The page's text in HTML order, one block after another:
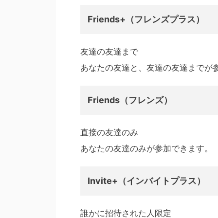
Friends+（フレンズプラス）
友達の友達まで
あなたの友達と、友達の友達までが
Friends（フレンズ）
直接の友達のみ
あなたの友達のみが参加できます。
Invite+（インバイトプラス）
誰かに招待された人限定